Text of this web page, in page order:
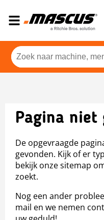
Pagina niet
De opgevraagde
gevonden. Kijk of er
bekijk onze sitemap
zoekt.
Nog een ander
mail en we nemen